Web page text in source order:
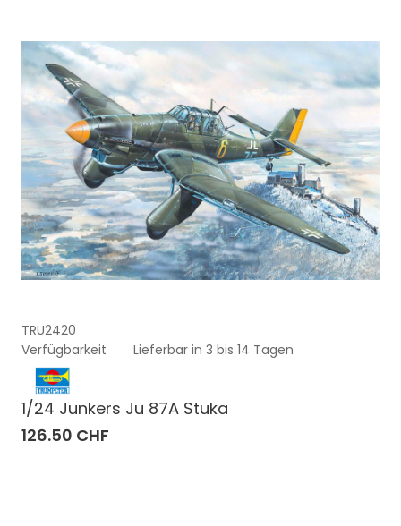
TRU2420
Verfügbarkeit
Lieferbar in 3 bis 14 Tagen
1/24 Junkers Ju 87A Stuka
126.50 CHF